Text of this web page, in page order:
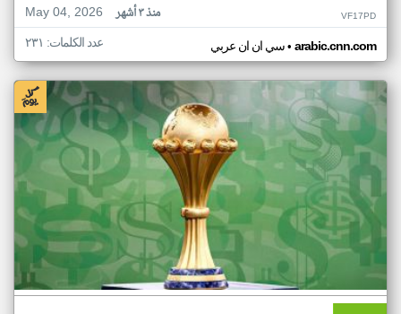
May 04, 2026
منذ ٣ أشهر VF17PD
سي ان ان عربي• arabic.cnn.com عدد الكلمات: ٢٣١